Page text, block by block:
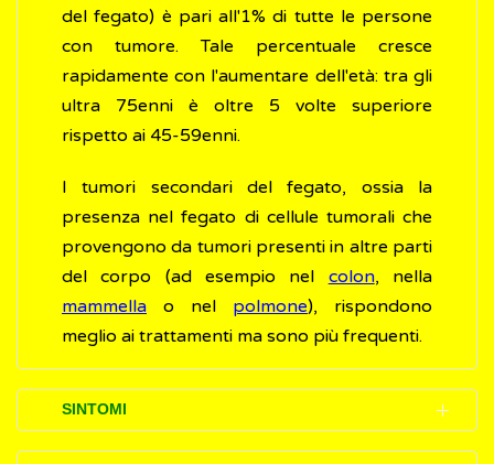
del fegato) è pari all'1% di tutte le persone
con tumore. Tale percentuale cresce
rapidamente con l'aumentare dell'età: tra gli
ultra 75enni è oltre 5 volte superiore
rispetto ai 45-59enni.
I tumori secondari del fegato, ossia la
presenza nel fegato di cellule tumorali che
provengono da tumori presenti in altre parti
del corpo (ad esempio nel colon, nella
mammella o nel polmone), rispondono
meglio ai trattamenti ma sono più frequenti.
SINTOMI